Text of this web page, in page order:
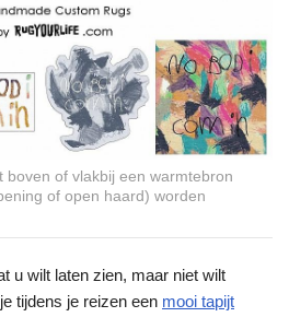
boven of vlakbij een warmtebron
of open haard) worden
u wilt laten zien, maar niet wilt
tijdens je reizen een mooi tapijt